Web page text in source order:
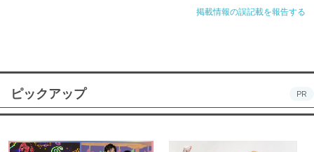
掲載情報の誤記載を報告する
ピックアップ PR